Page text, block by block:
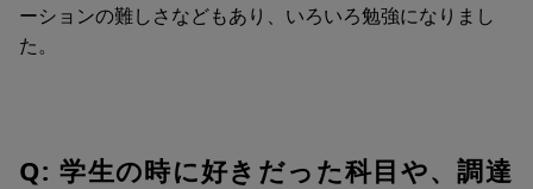
ーションの難しさなどもあり、いろいろ勉強になりまし
た。
Q: 学生の時に好きだった科目や、調達